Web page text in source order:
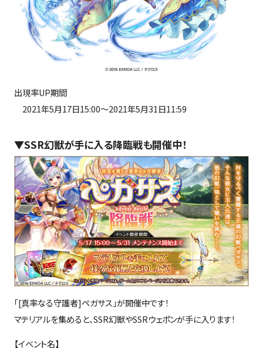
出現率UP期間
2021年5月17日15:00～2021年5月31日11:59
▼SSR幻獣が手に入る降臨戦も開催中！
「[真率なる守護者]ペガサス」が開催中です！
マテリアルを集めると、SSR幻獣やSSRウェポンが手に入ります！
【イベント名】